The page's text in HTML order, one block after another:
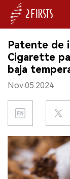
INICIO
EMPRESA
PRODUCTO
REGULACIÓN
CHINA
DATOS
Patente de
Cigarette
baja
Nov.05.2024